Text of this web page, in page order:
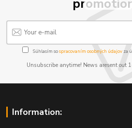
Súhlasím sospracovaním osobných údajov za
Unsubscribe anytime! News aresent out
Information: